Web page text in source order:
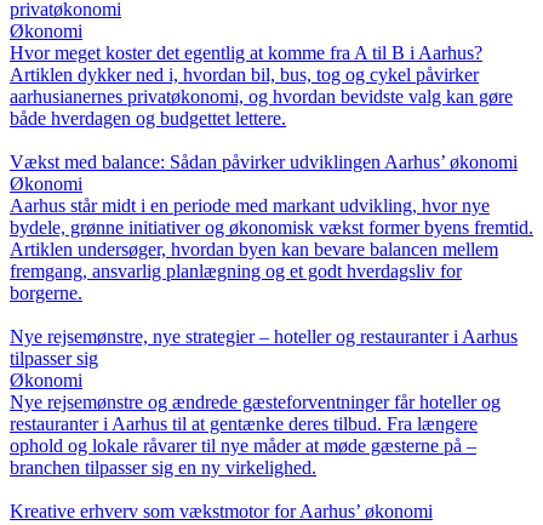
privatøkonomi
Økonomi
Hvor meget koster det egentlig at komme fra A til B i Aarhus?
Artiklen dykker ned i, hvordan bil, bus, tog og cykel påvirker
aarhusianernes privatøkonomi, og hvordan bevidste valg kan gøre
både hverdagen og budgettet lettere.
Vækst med balance: Sådan påvirker udviklingen Aarhus’ økonomi
Økonomi
Aarhus står midt i en periode med markant udvikling, hvor nye
bydele, grønne initiativer og økonomisk vækst former byens fremtid.
Artiklen undersøger, hvordan byen kan bevare balancen mellem
fremgang, ansvarlig planlægning og et godt hverdagsliv for
borgerne.
Nye rejsemønstre, nye strategier – hoteller og restauranter i Aarhus
tilpasser sig
Økonomi
Nye rejsemønstre og ændrede gæsteforventninger får hoteller og
restauranter i Aarhus til at gentænke deres tilbud. Fra længere
ophold og lokale råvarer til nye måder at møde gæsterne på –
branchen tilpasser sig en ny virkelighed.
Kreative erhverv som vækstmotor for Aarhus’ økonomi